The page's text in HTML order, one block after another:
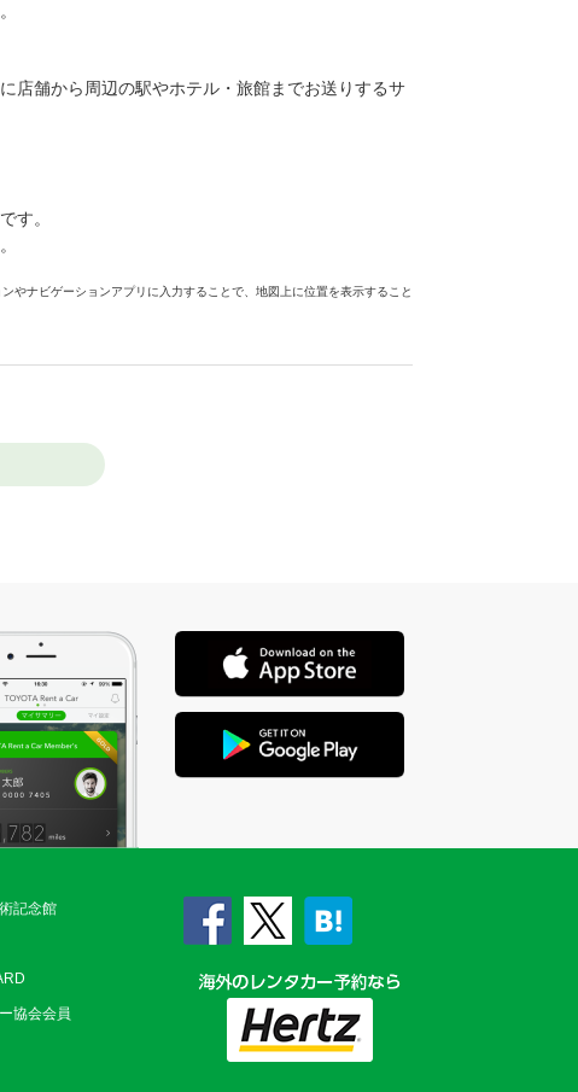
店舗から周辺の駅やホテル・旅館までお送りするサ
す。
ナビゲーションアプリに入力することで、地図上に位置を表示すること
記念館
協会会員